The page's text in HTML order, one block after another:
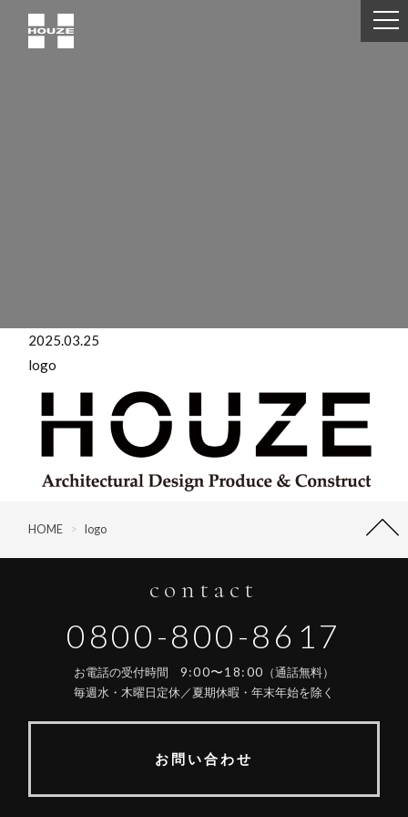
2025.03.25
logo
HOME > logo
contact
0800-800-8617
お電話の受付時間 9:00〜18:00 （通話無料）
毎週水・木曜日定休／夏期休暇・年末年始を除く
お問い合わせ